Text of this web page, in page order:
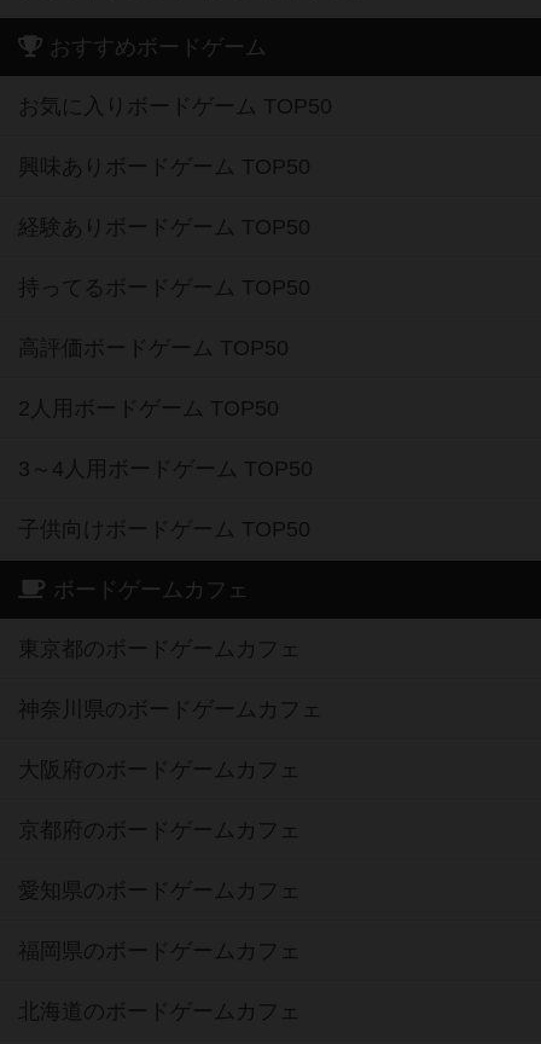
おすすめボードゲーム
お気に入りボードゲーム TOP50
興味ありボードゲーム TOP50
経験ありボードゲーム TOP50
持ってるボードゲーム TOP50
高評価ボードゲーム TOP50
2人用ボードゲーム TOP50
3～4人用ボードゲーム TOP50
子供向けボードゲーム TOP50
ボードゲームカフェ
東京都のボードゲームカフェ
神奈川県のボードゲームカフェ
大阪府のボードゲームカフェ
京都府のボードゲームカフェ
愛知県のボードゲームカフェ
福岡県のボードゲームカフェ
北海道のボードゲームカフェ